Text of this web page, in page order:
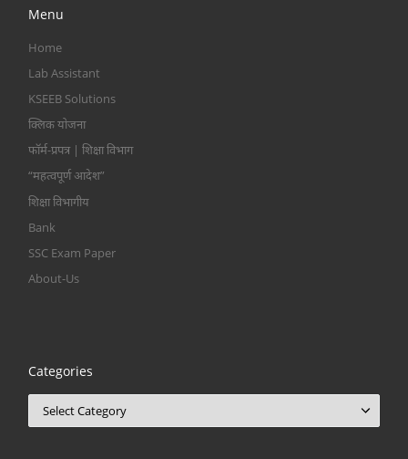
Menu
Home
Lab Assistant
KSEEB Solutions
क्लिक योजना
फॉर्म-प्रपत्र | शिक्षा विभाग
“महत्वपूर्ण आदेश”
शिक्षा विभागीय
Bank
SSC Exam Paper
About-Us
Categories